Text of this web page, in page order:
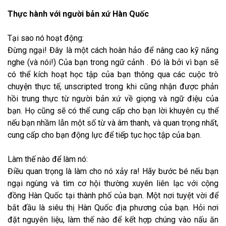
Thực hành với người bản xứ Hàn Quốc
Tại sao nó hoạt động:
Đừng ngại! Đây là một cách hoàn hảo để nâng cao kỹ năng
nghe (và nói!) Của bạn trong ngữ cảnh . Đó là bởi vì bạn sẽ
có thể kích hoạt học tập của bạn thông qua các cuộc trò
chuyện thực tế, unscripted trong khi cũng nhận được phản
hồi trung thực từ người bản xứ về giọng và ngữ điệu của
bạn. Họ cũng sẽ có thể cung cấp cho bạn lời khuyên cụ thể
nếu bạn nhầm lẫn một số từ và âm thanh, và quan trọng nhất,
cung cấp cho bạn động lực để tiếp tục học tập của bạn.
Làm thế nào để làm nó:
Điều quan trọng là làm cho nó xảy ra! Hãy bước bé nếu bạn
ngại ngùng và tìm cơ hội thường xuyên liên lạc với cộng
đồng Hàn Quốc tại thành phố của bạn. Một nơi tuyệt vời để
bắt đầu là siêu thị Hàn Quốc địa phương của bạn. Hỏi nơi
đặt nguyên liệu, làm thế nào để kết hợp chúng vào nấu ăn